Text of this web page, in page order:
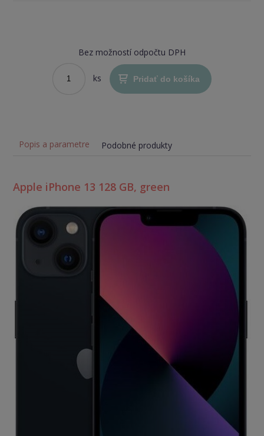
Bez možností odpočtu DPH
ks Pridať do košíka
Popis a parametre Podobné produkty
Apple iPhone 13 128 GB, green